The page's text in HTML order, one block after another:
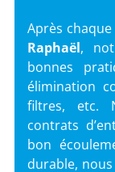
Après
Raphaël,
bonnes
élimination
filtres, etc.
contrats
bon
durable,